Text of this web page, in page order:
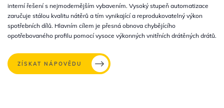
interní řešení s nejmodernějším vybavením. Vysoký stupeň automatizace
zaručuje stálou kvalitu nátěrů a tím vynikající a reprodukovatelný výkon
spotřebních dílů. Hlavním cílem je přesná obnova chybějícího
opotřebovaného profilu pomocí vysoce výkonných vnitřních drátěných drátů.
ZÍSKAT NÁPOVĚDU